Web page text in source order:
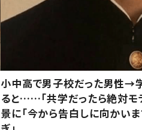
小中高で男子校だった男性→
ると……「共学だったら絶対モ
景に「今から告白しに向かいま